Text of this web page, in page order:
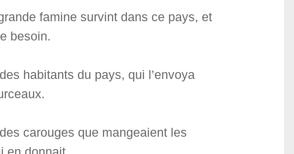
famine survint dans ce pays, et
besoin.
habitants du pays, qui l’envoya
carouges que mangeaient les